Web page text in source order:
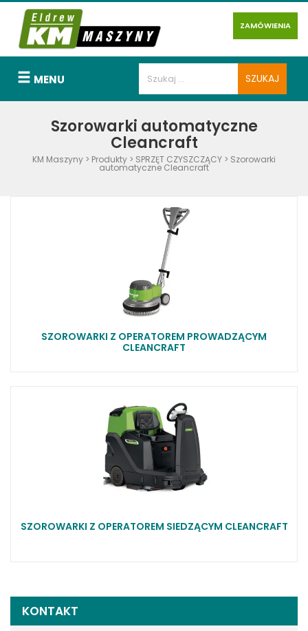
ZAMÓWIENIA
MENU
Szorowarki automatyczne
Cleancraft
KM Maszyny > Produkty > SPRZĘT CZYSZCZĄCY > Szorowarki
automatyczne Cleancraft
SZOROWARKI Z OPERATOREM PROWADZĄCYM
CLEANCRAFT
SZOROWARKI Z OPERATOREM SIEDZĄCYM CLEANCRAFT
KONTAKT